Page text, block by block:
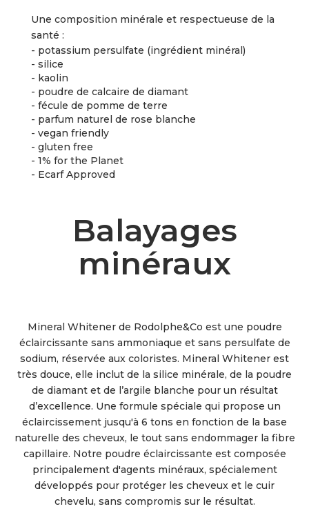
Une composition minérale et respectueuse de la
santé :
- potassium persulfate (ingrédient minéral)
- silice
- kaolin
- poudre de calcaire de diamant
- fécule de pomme de terre
- parfum naturel de rose blanche
- vegan friendly
- gluten free
- 1% for the Planet
- Ecarf Approved
Balayages
minéraux
Mineral Whitener de Rodolphe&Co est une poudre
éclaircissante sans ammoniaque et sans persulfate de
sodium, réservée aux coloristes. Mineral Whitener est
très douce, elle inclut de la silice minérale, de la poudre
de diamant et de l’argile blanche pour un résultat
d’excellence. Une formule spéciale qui propose un
éclaircissement jusqu'à 6 tons en fonction de la base
naturelle des cheveux, le tout sans endommager la fibre
capillaire. Notre poudre éclaircissante est composée
principalement d'agents minéraux, spécialement
développés pour protéger les cheveux et le cuir
chevelu, sans compromis sur le résultat.